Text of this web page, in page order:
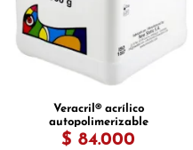
Veracril® acrílico
autopolimerizable
jaspeado rosado
$ 84.000